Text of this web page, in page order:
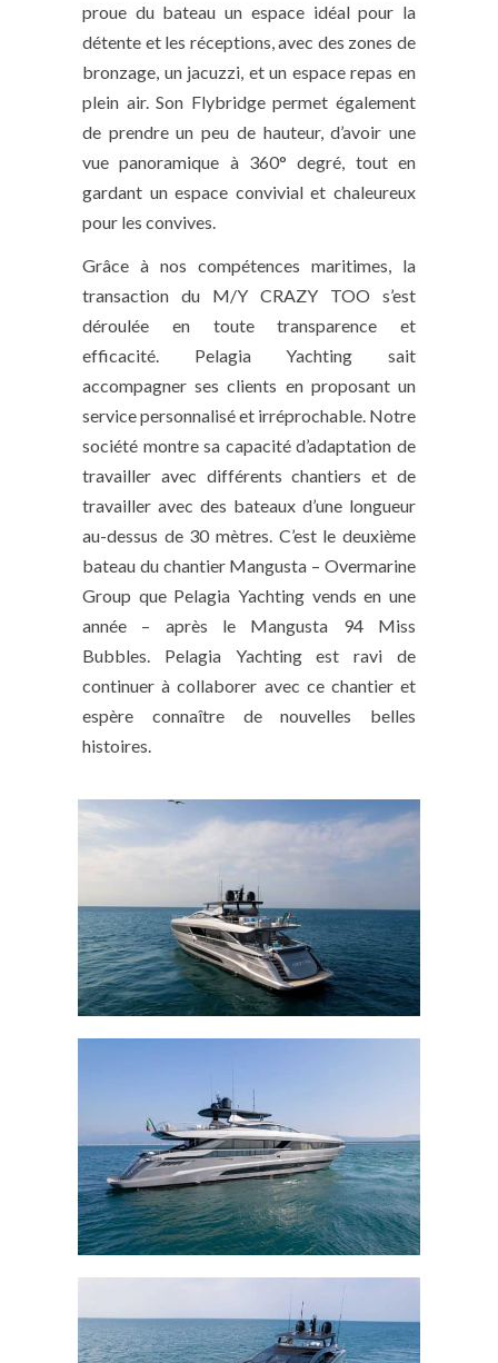
proue du bateau un espace idéal pour la
détente et les réceptions, avec des zones de
bronzage, un jacuzzi, et un espace repas en
plein air. Son Flybridge permet également
de prendre un peu de hauteur, d’avoir une
vue panoramique à 360° degré, tout en
gardant un espace convivial et chaleureux
pour les convives.
Grâce à nos compétences maritimes, la
transaction du M/Y CRAZY TOO s’est
déroulée en toute transparence et
efficacité. Pelagia Yachting sait
accompagner ses clients en proposant un
service personnalisé et irréprochable. Notre
société montre sa capacité d’adaptation de
travailler avec différents chantiers et de
travailler avec des bateaux d’une longueur
au-dessus de 30 mètres. C’est le deuxième
bateau du chantier Mangusta – Overmarine
Group que Pelagia Yachting vends en une
année – après le Mangusta 94 Miss
Bubbles. Pelagia Yachting est ravi de
continuer à collaborer avec ce chantier et
espère connaître de nouvelles belles
histoires.